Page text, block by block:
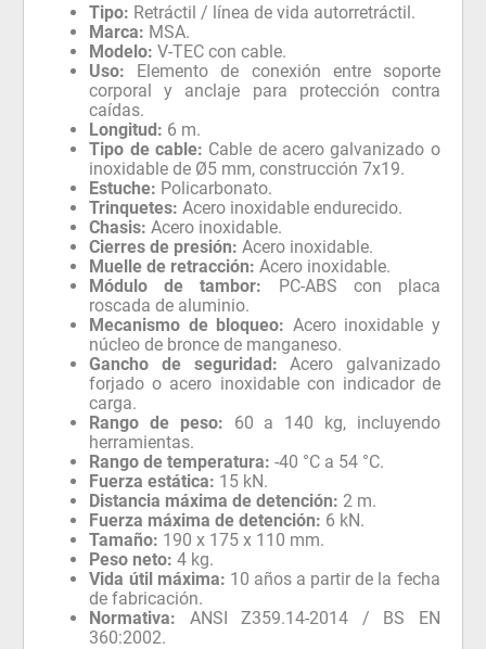
Tipo: Retráctil / línea de vida autorretráctil.
Marca: MSA.
Modelo: V-TEC con cable.
Uso: Elemento de conexión entre soporte
corporal y anclaje para protección contra
caídas.
Longitud: 6 m.
Tipo de cable: Cable de acero galvanizado o
inoxidable de Ø5 mm, construcción 7x19.
Estuche: Policarbonato.
Trinquetes: Acero inoxidable endurecido.
Chasis: Acero inoxidable.
Cierres de presión: Acero inoxidable.
Muelle de retracción: Acero inoxidable.
Módulo de tambor: PC-ABS con placa
roscada de aluminio.
Mecanismo de bloqueo: Acero inoxidable y
núcleo de bronce de manganeso.
Gancho de seguridad: Acero galvanizado
forjado o acero inoxidable con indicador de
carga.
Rango de peso: 60 a 140 kg, incluyendo
herramientas.
Rango de temperatura: -40 °C a 54 °C.
Fuerza estática: 15 kN.
Distancia máxima de detención: 2 m.
Fuerza máxima de detención: 6 kN.
Tamaño: 190 x 175 x 110 mm.
Peso neto: 4 kg.
Vida útil máxima: 10 años a partir de la fecha
de fabricación.
Normativa: ANSI Z359.14-2014 / BS EN
360:2002.